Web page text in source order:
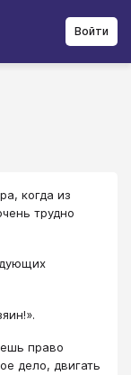
Войти
когда из
трудно
право
дело, двигать